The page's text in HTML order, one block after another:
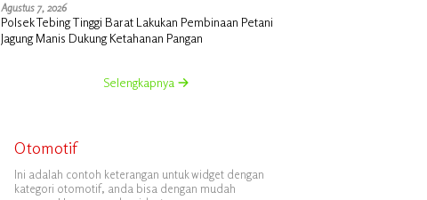
Agustus 7, 2026
Polsek Tebing Tinggi Barat Lakukan Pembinaan Petani
Jagung Manis Dukung Ketahanan Pangan
Selengkapnya
Otomotif
Ini adalah contoh keterangan untuk widget dengan
kategori otomotif, anda bisa dengan mudah